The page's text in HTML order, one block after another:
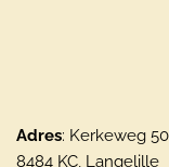
Adres: Kerkeweg
8484 KC, Langelille